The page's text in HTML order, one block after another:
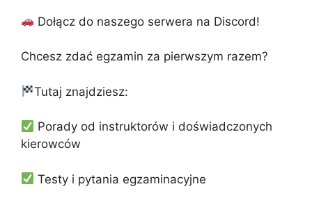
Dołącz do naszego serwera na Discord!
Chcesz zdać egzamin za pierwszym razem?
Tutaj znajdziesz:
Porady od instruktorów i doświadczonych
kierowców
Testy i pytania egzaminacyjne